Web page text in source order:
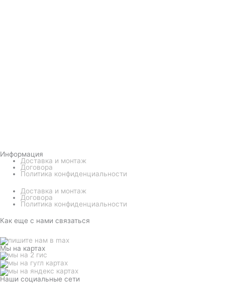
Информация
Доставка и монтаж
Договора
Политика конфиденциальности
Доставка и монтаж
Договора
Политика конфиденциальности
Как еще с нами связаться
Мы на картах
Наши социальные сети